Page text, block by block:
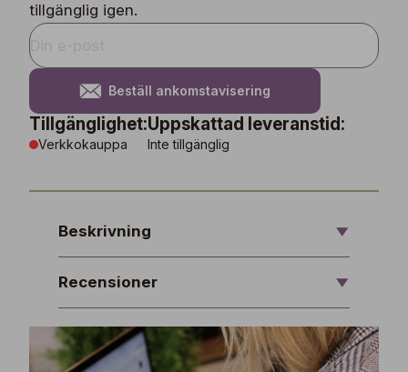
tillgänglig igen.
Beställ ankomstavisering
Tillgänglighet:
Verkkokauppa
Uppskattad leveranstid:
Inte tillgänglig
Beskrivning
Recensioner